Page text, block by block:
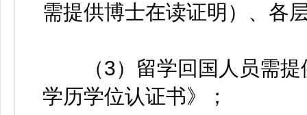
需提供博士在读证明）、各
（3）留学回国人员需提
学历学位认证书》；